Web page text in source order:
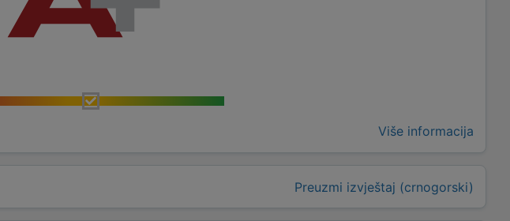
Više informacija
Preuzmi izvještaj (crnogorski)